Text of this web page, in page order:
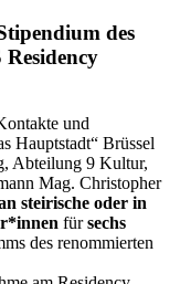
des
und
Hauptstadt“ Brüssel
Abteilung 9 Kultur,
Mag. Christopher
steirische oder in
fürsechs
des renommierten